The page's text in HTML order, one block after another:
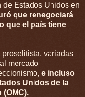
de Estados Unidos en
que renegociará
que el país tiene
proselitista, variadas
mercado
e incluso
Unidos de la
(OMC).